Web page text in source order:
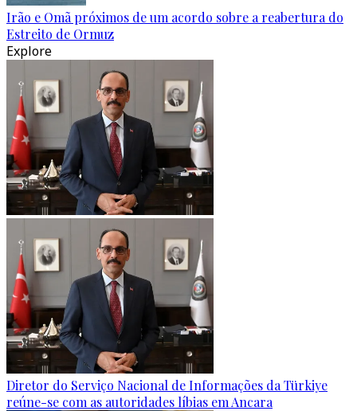
Irão e Omã próximos de um acordo sobre a reabertura do
Estreito de Ormuz
Explore
Diretor do Serviço Nacional de Informações da Türkiye
reúne-se com as autoridades líbias em Ancara